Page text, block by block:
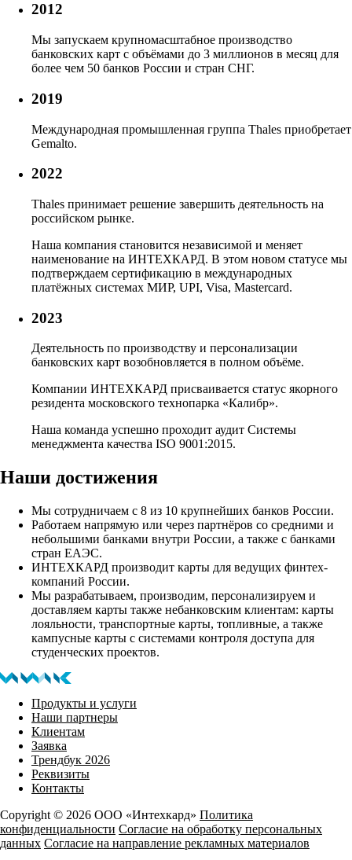
2012
Мы запускаем крупномасштабное производство
банковских карт с объёмами до 3 миллионов в месяц для
более чем 50 банков России и стран СНГ.
2019
Международная промышленная группа Thales приобретает
Gemalto.
2022
Thales принимает решение завершить деятельность на
российском рынке.
Наша компания становится независимой и меняет
наименование на ИНТЕХКАРД. В этом новом статусе мы
подтверждаем сертификацию в международных
платёжных системах МИР, UPI, Visa, Mastercard.
2023
Деятельность по производству и персонализации
банковских карт возобновляется в полном объёме.
Компании ИНТЕХКАРД присваивается статус якорного
резидента московского технопарка «Калибр».
Наша команда успешно проходит аудит Системы
менеджмента качества ISO 9001:2015.
Наши достижения
Мы сотрудничаем с 8 из 10 крупнейших банков России.
Работаем напрямую или через партнёров со средними и
небольшими банками внутри России, а также с банками
стран ЕАЭС.
ИНТЕХКАРД производит карты для ведущих финтех-
компаний России.
Мы разрабатываем, производим, персонализируем и
доставляем карты также небанковским клиентам: карты
лояльности, транспортные карты, топливные, а также
кампусные карты с системами контроля доступа для
студенческих проектов.
Продукты и услуги
Наши партнеры
Клиентам
Заявка
Трендбук 2026
Реквизиты
Контакты
Copyright © 2026 ООО «Интехкард» Политика
конфиденциальности Согласие на обработку персональных
данных Согласие на направление рекламных материалов